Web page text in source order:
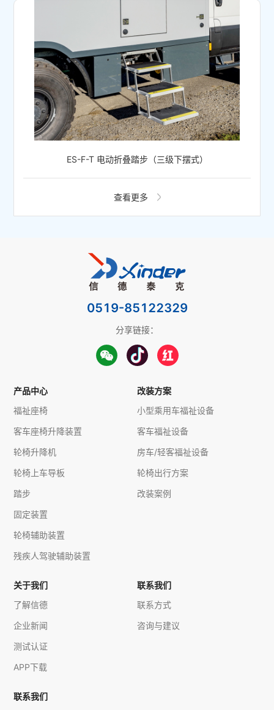
ES-F-T 电动折叠踏步（三级下摆式）
查看更多
产品中心
福祉座椅
客车座椅升降装置
轮椅升降机
轮椅上车导板
踏步
固定装置
轮椅辅助装置
残疾人驾驶辅助装置
改装方案
小型乘用车福祉设备
客车福祉设备
房车/轻客福祉设备
轮椅出行方案
改装案例
关于我们
了解信德
企业新闻
测试认证
APP下载
联系我们
联系方式
咨询与建议
联系我们
0519-85122329
分享链接：